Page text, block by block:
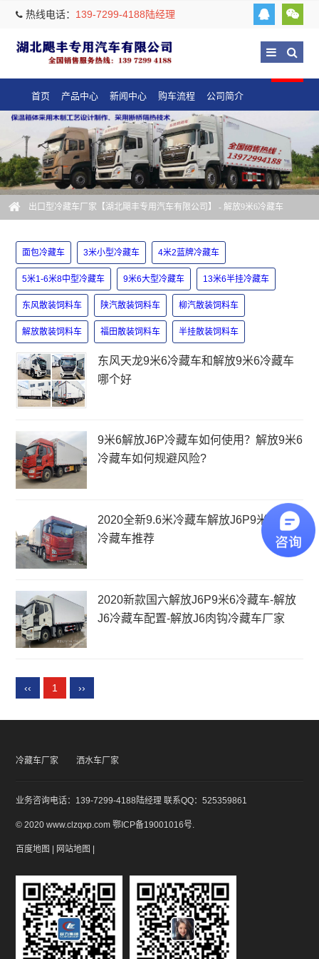
热线电话： 139-7299-4188陆经理
首页 产品中心 新闻中心 购车流程 公司简介
出口型冷藏车厂家【湖北飓丰专用汽车有限公司】 - 解放9米6冷藏车
面包冷藏车 3米小型冷藏车 4米2蓝牌冷藏车
5米1-6米8中型冷藏车 9米6大型冷藏车 13米6半挂冷藏车
东风散装饲料车 陕汽散装饲料车 柳汽散装饲料车
解放散装饲料车 福田散装饲料车 半挂散装饲料车
东风天龙9米6冷藏车和解放9米6冷藏车
哪个好
9米6解放J6P冷藏车如何使用？解放9米6
冷藏车如何规避风险?
2020全新9.6米冷藏车解放J6P9米6肉钩
冷藏车推荐
2020新款国六解放J6P9米6冷藏车-解放
J6冷藏车配置-解放J6肉钩冷藏车厂家
‹‹ 1 ››
冷藏车厂家 洒水车厂家
业务咨询电话：139-7299-4188陆经理 联系QQ：525359861
© 2020 www.clzqxp.com鄂ICP备19001016号.
百度地图 网站地图